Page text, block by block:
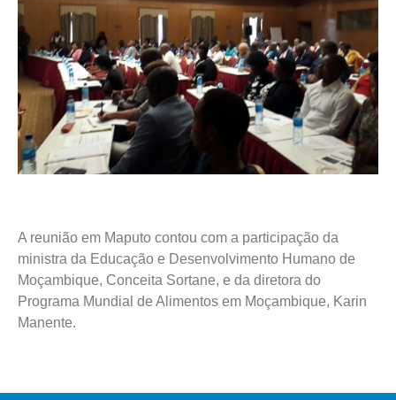
A reunião em Maputo contou com a participação da
ministra da Educação e Desenvolvimento Humano de
Moçambique, Conceita Sortane, e da diretora do
Programa Mundial de Alimentos em Moçambique, Karin
Manente.